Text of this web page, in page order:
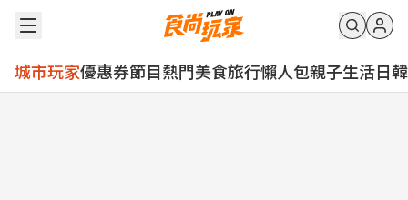
城市玩家優惠券節目熱門美食旅行懶人包親子生活日韓